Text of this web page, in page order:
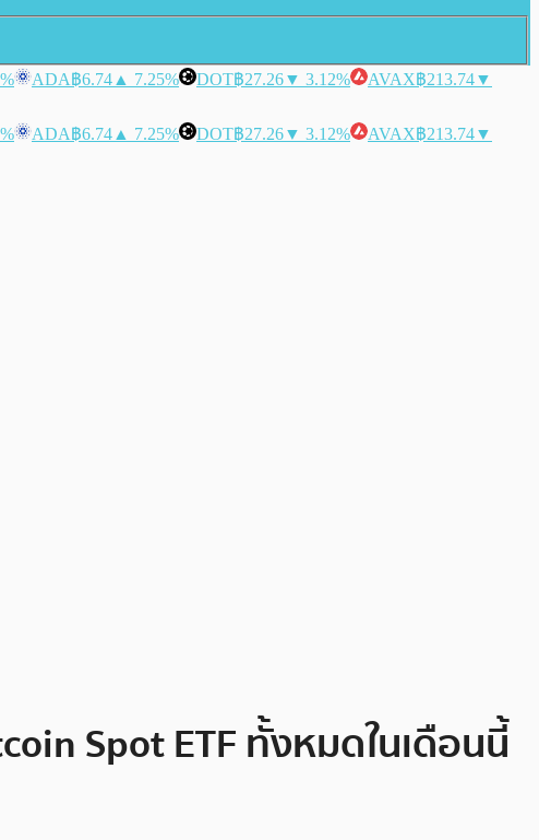
ADA฿6.74 ▲ 7.25% DOT฿27.26▼ 3.12% AVAX฿213.74▼
ADA฿6.74 ▲ 7.25% DOT฿27.26▼ 3.12% AVAX฿213.74▼
Spot ETF ทั้งหมดในเดือนนี้